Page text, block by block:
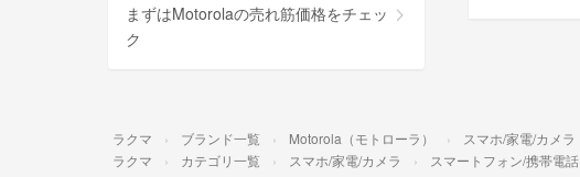
まずはMotorolaの売れ筋価格をチェッ
ク
ラクマ ブランド一覧 Motorola（モトローラ） スマホ/家電/カメラ
ラクマ カテゴリ一覧 スマホ/家電/カメラ スマートフォン/携帯電話